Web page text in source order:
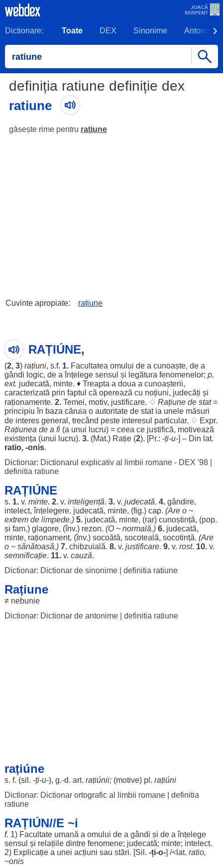
Dictionare: Toate DEX Sinonime Antonime
definiția ratiune definiție dex
ratiune
găsește rime pentru ratiune
Cuvinte apropiate: rațiune
RAȚIÚNE,
(2, 3) rațiuni, s.f. 1. Facultatea omului de a cunoaște, de a
gândi logic, de aînțelege sensul și legătura fenomenelor; p.
ext. judecată, minte. ♦ Treapta a doua a cunoașterii,
caracterizată prin faptul că operează cu noțiuni, judecăți și
raționamente. 2. Temei, motiv, justificare. ♢ Rațiune de stat=
principiu în baza căruia o autoritatede statia unele măsuri
de interes general , trecând peste interesul particular. ♢ Expr.
Rațiunea de a fi(a unui lucru) = ceea ce justifică, motivează
existența (unui lucru). 3.(Mat.) Rație(2). [Pr.: -ți-u-] – Din lat.
ratio, -onis.
Dictionar: Dictionarul explicativ al limbii romane - DEX '98|
definitia ratiune
RAȚIÚNE
s. 1.v. minte. 2.v. inteligență. 3.v. judecată. 4. gândire,
intelect,înțelegere, judecată, minte, (fig.) cap. (Are o ~
extremde limpede.) 5. judecată, minte, (rar) cunoștință, (pop.
și fam.) glagore, (înv.) rezon. (O ~ normală.) 6. judecată,
minte, raționament, (înv.) socoătă, socoteală, socotință. (Are
o ~ sănătoasă.) 7. chibzuială. 8.v. justificare. 9.v. rost. 10.v.
semnificație. 11.v. cauză.
Dictionar: Dictionar de sinonime| definitia ratiune
Rațiune
≠ nebunie
Dictionar: Dictionar de antonime| definitia ratiune
rațiúne
s. f. (sil . -ți-u-), g.-d. art. rațiúnii; (motive) pl. rațiúni
Dictionar: Dictionar ortografic al limbii romane| definitia
ratiune
RAȚIÚN//E ~i
f. 1) Facultate umană a omului de a gândi și de aînțelege
sensul și relațiile dintre fenomene; judecată; minte; intelect.
2) Explicațiea unei acțiuni sau stări. [Sil . -ți-o-] /<lat. ratio,
~onis